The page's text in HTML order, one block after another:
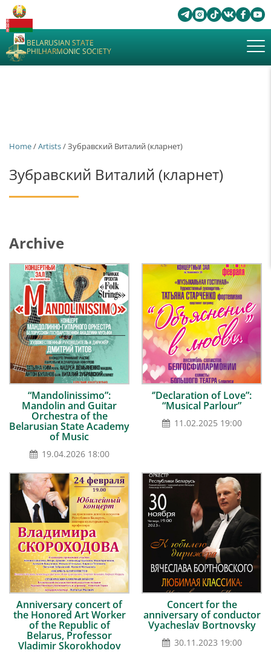
BELARUSIAN STATE
PHILHARMONIC SOCIETY
Home/Artists/ Зубравский Виталий (кларнет)
Зубравский Виталий (кларнет)
Archive
“Mandolinissimo”:
Mandolin and Guitar
Orchestra of the
Belarusian State Academy
of Music
19.04.2026 18:00
‘’Declaration of Love”:
“Musical Parlour”
11.02.2025 19:00
Anniversary concert of
the Honored Art Worker
of the Republic of
Belarus, Professor
Vladimir Skorokhodov
Concert for the
anniversary of conductor
Vyacheslav Bortnovsky
30.11.2023 19:00